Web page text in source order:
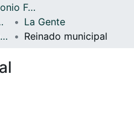
Statistics
Archivo del Patrimonio Fotográfico y Fílmico del Valle del Cauca
Valle del Cauca
La Gente
APFFVC - El Pueblo - Patrimonial
Reinado municipal